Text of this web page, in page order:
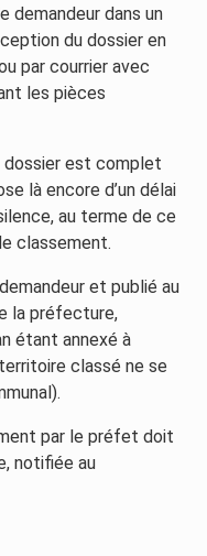
demandeur dans un
du dossier en
par courrier avec
les pièces
dossier est complet
là encore d’un délai
au terme de ce
classement.
et publié au
la préfecture,
étant annexé à
classé ne se
par le préfet doit
notifiée au